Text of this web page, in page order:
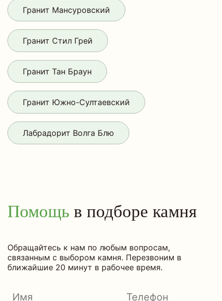
Гранит Мансуровский
Гранит Стил Грей
Гранит Тан Браун
Гранит Южно-Султаевский
Лабрадорит Волга Блю
Помощь в подборе камня
Обращайтесь к нам по любым вопросам,
связанным с выбором камня. Перезвоним в
ближайшие 20 минут в рабочее время.